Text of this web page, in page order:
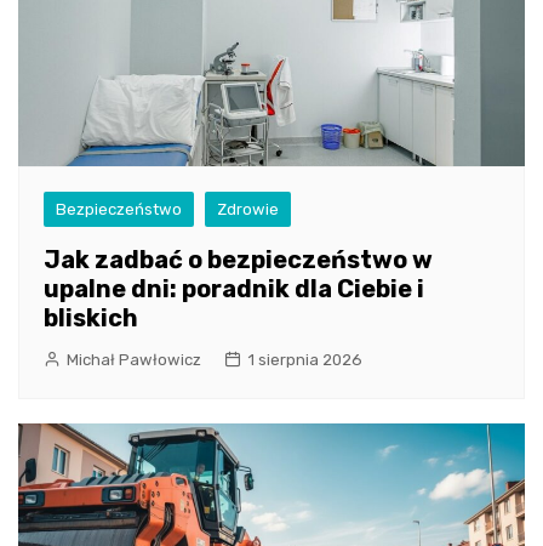
Bezpieczeństwo Zdrowie
Jak zadbać o bezpieczeństwo w
upalne dni: poradnik dla Ciebie i
bliskich
Michał Pawłowicz 1 sierpnia 2026